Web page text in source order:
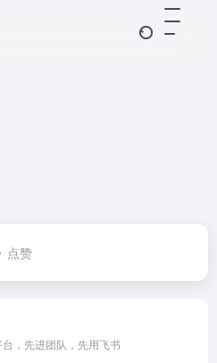
点赞
，先进团队，先用飞书